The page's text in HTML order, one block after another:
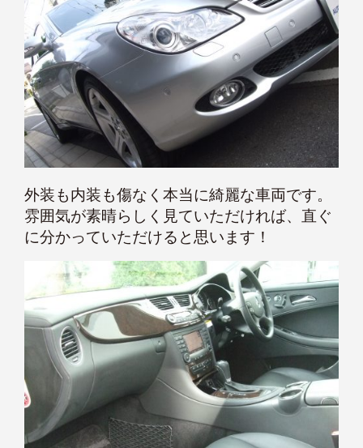
外装も内装も傷なく本当に綺麗な車両です。
雰囲気が素晴らしく見ていただければ、直ぐ
に分かっていただけると思います！